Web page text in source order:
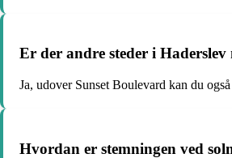
Er der andre steder i Haderslev
Ja, udover Sunset Boulevard kan du
Hvordan er stemningen ved